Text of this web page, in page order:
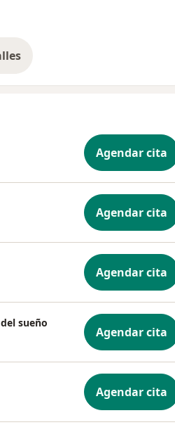
experiencia
Agendar cita
Agendar cita
Agendar cita
sueño
Agendar cita
Agendar cita